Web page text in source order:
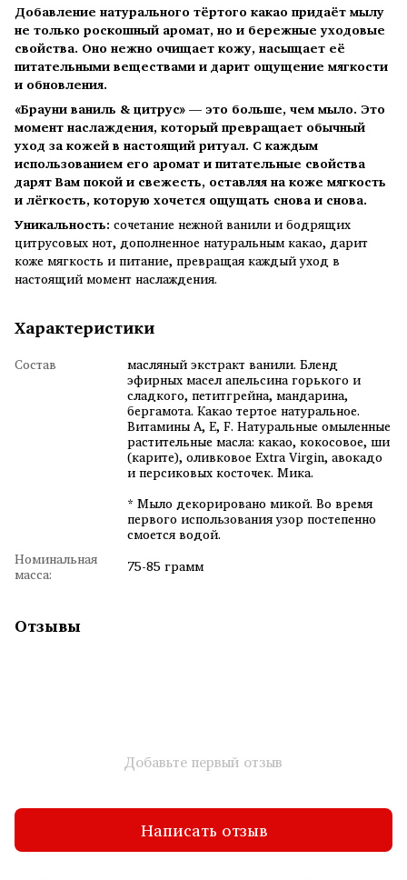
Добавление натурального тёртого какао придаёт мылу
не только роскошный аромат, но и бережные уходовые
свойства. Оно нежно очищает кожу, насыщает её
питательными веществами и дарит ощущение мягкости
и обновления.
«Брауни ваниль & цитрус» — это больше, чем мыло. Это
момент наслаждения, который превращает обычный
уход за кожей в настоящий ритуал. С каждым
использованием его аромат и питательные свойства
дарят Вам покой и свежесть, оставляя на коже мягкость
и лёгкость, которую хочется ощущать снова и снова.
Уникальность: сочетание нежной ванили и бодрящих
цитрусовых нот, дополненное натуральным какао, дарит
коже мягкость и питание, превращая каждый уход в
настоящий момент наслаждения.
Характеристики
Состав масляный экстракт ванили. Бленд
эфирных масел апельсина горького и
сладкого, петитгрейна, мандарина,
бергамота. Какао тертое натуральное.
Витамины А, Е, F. Натуральные омыленные
растительные масла: какао, кокосовое, ши
(карите), оливковое Extra Virgin, авокадо
и персиковых косточек. Мика.
* Мыло декорировано микой. Во время
первого использования узор постепенно
смоется водой.
Номинальная
масса: 75-85 грамм
Отзывы
Добавьте первый отзыв
Написать отзыв